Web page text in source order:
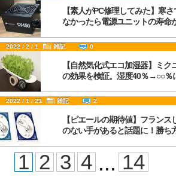
【素人がPC修理してみた】寒
なかったら電源ユニットの寿命
2022 / 2 / 1 雑記 0
【自然気化式エコ加湿器】ミ
の効果を検証。湿度40％→○○％
2022 / 1 / 23 雑記 2
【ピエールの期待値】フラン
のない手があると話題に！勝ち
1 2 3 4 ... 14